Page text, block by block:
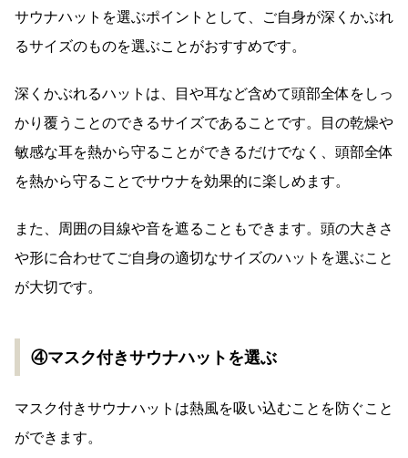
サウナハットを選ぶポイントとして、ご自身が深くかぶれ
るサイズのものを選ぶことがおすすめです。
深くかぶれるハットは、目や耳など含めて頭部全体をしっ
かり覆うことのできるサイズであることです。目の乾燥や
敏感な耳を熱から守ることができるだけでなく、頭部全体
を熱から守ることでサウナを効果的に楽しめます。
また、周囲の目線や音を遮ることもできます。頭の大きさ
や形に合わせてご自身の適切なサイズのハットを選ぶこと
が大切です。
④マスク付きサウナハットを選ぶ
マスク付きサウナハットは熱風を吸い込むことを防ぐこと
ができます。